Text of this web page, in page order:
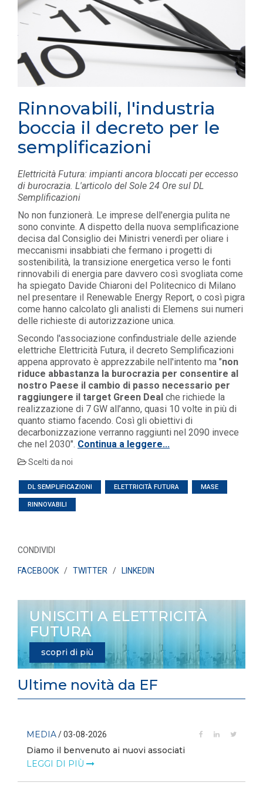
Rinnovabili, l'industria
boccia il decreto per le
semplificazioni
Elettricità Futura: impianti ancora bloccati per eccesso
di burocrazia. L'articolo del Sole 24 Ore sul DL
Semplificazioni
No non funzionerà. Le imprese dell'energia pulita ne
sono convinte. A dispetto della nuova semplificazione
decisa dal Consiglio dei Ministri venerdì per oliare i
meccanismi insabbiati che fermano i progetti di
sostenibilità, la transizione energetica verso le fonti
rinnovabili di energia pare davvero così svogliata come
ha spiegato Davide Chiaroni del Politecnico di Milano
nel presentare il Renewable Energy Report, o così pigra
come hanno calcolato gli analisti di Elemens sui numeri
delle richieste di autorizzazione unica.
Secondo l'associazione confindustriale delle aziende
elettriche Elettricità Futura, il decreto Semplificazioni
appena approvato è apprezzabile nell'intento ma "non
riduce abbastanza la burocrazia per consentire al
nostro Paese il cambio di passo necessario per
raggiungere il target Green Deal che richiede la
realizzazione di 7 GW all’anno, quasi 10 volte in più di
quanto stiamo facendo. Così gli obiettivi di
decarbonizzazione verranno raggiunti nel 2090 invece
che nel 2030". Continua a leggere...
Scelti da noi
DL SEMPLIFICAZIONI ELETTRICITÀ FUTURA MASE
RINNOVABILI
CONDIVIDI
FACEBOOK/ TWITTER / LINKEDIN
UNISCITI A ELETTRICITÀ
FUTURA
scopri di più
Ultime novità da EF
MEDIA/ 03-08-2026
Diamo il benvenuto ai nuovi associati
LEGGI DI PIÙ